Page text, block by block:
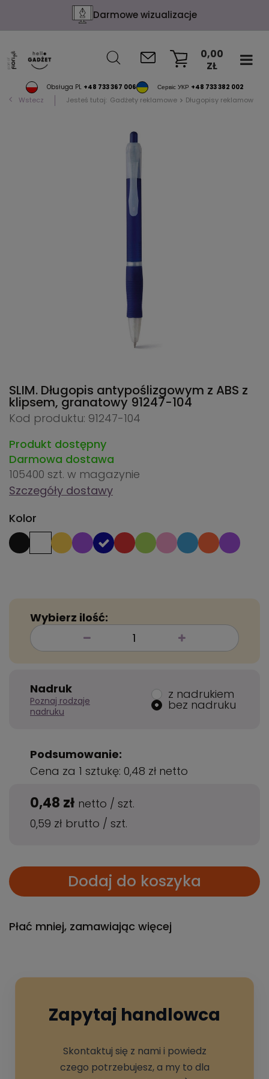
Darmowe wizualizacje
Obsługa PL +48 733 367 006 Сервіс УКР +48 733 382 002
0,00
ZŁ
Wstecz Jesteś tutaj: Gadżety reklamowe Długopisy reklamowe
SLIM. Długopis antypoślizgowym z ABS z
klipsem, granatowy 91247-104
Kod produktu: 91247-104
Produkt dostępny
Darmowa dostawa
105400 szt. w magazynie
Szczegóły dostawy
Kolor
Wybierz ilość:
Nadruk
Poznaj rodzaje
nadruku
z nadrukiem
bez nadruku
Podsumowanie:
Cena za 1 sztukę: 0,48 zł netto
0,48 zł netto / szt.
0,59 zł brutto / szt.
Dodaj do koszyka
Płać mniej, zamawiając więcej
Zapytaj handlowca
Skontaktuj się z nami i powiedz
czego potrzebujesz, a my to dla